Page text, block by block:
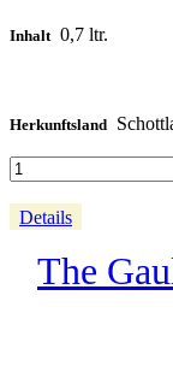
Inhalt 0,7 ltr.
Herkunftsland
Details
The